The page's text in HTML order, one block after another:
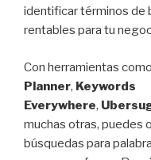
identificar términos de
rentables para tu
Con herramientas como
Planner, Keywords
Everywhere,
muchas otras, puedes
búsquedas para